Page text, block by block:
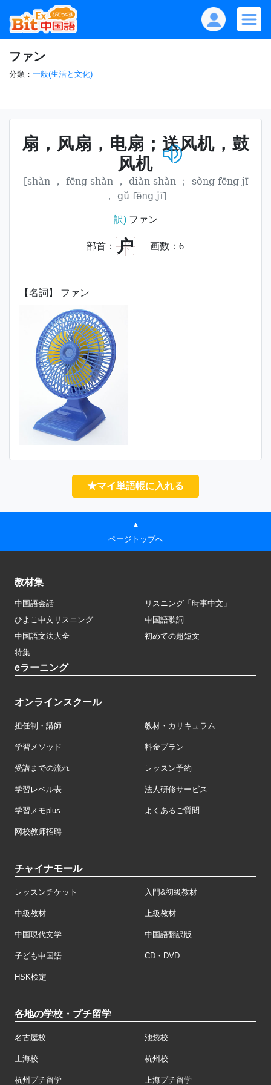
ファン
分類： 一般(生活と文化)
扇，风扇，电扇；送风机，鼓
风机
[shàn ， fēng shàn ， diàn shàn ； sòng fēng jī
， gǔ fēng jī]
訳)ファン
部首： 户 画数： 6
【名詞】 ファン
★マイ単語帳に入れる
▲
ページトップへ
教材集
中国語会話
リスニング「時事中文」
ひよこ中文リスニング
中国語歌詞
中国語文法大全
初めての超短文
特集
eラーニング
オンラインスクール
担任制・講師 教材・カリキュラム
学習メソッド 料金プラン
受講までの流れ レッスン予約
学習レベル表 法人研修サービス
学習メモplus よくあるご質問
网校教师招聘
チャイナモール
レッスンチケット 入門&初級教材
中級教材 上級教材
中国現代文学 中国語翻訳版
子ども中国語 CD・DVD
HSK検定
各地の学校・プチ留学
名古屋校 池袋校
上海校 杭州校
杭州プチ留学 上海プチ留学